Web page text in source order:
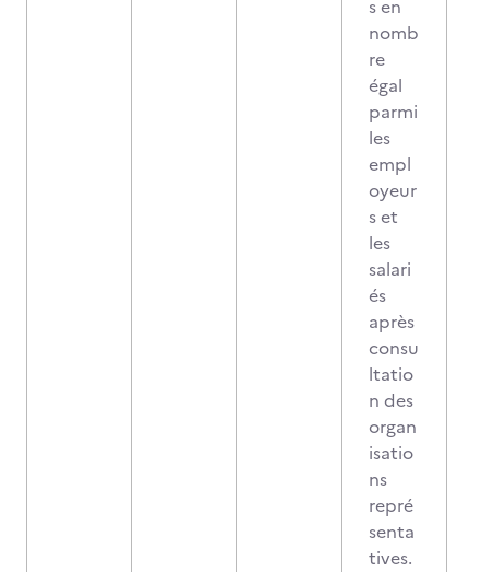
s en
nomb
re
égal
parmi
les
empl
oyeur
s et
les
salari
és
après
consu
ltatio
n des
organ
isatio
ns
repré
senta
tives.